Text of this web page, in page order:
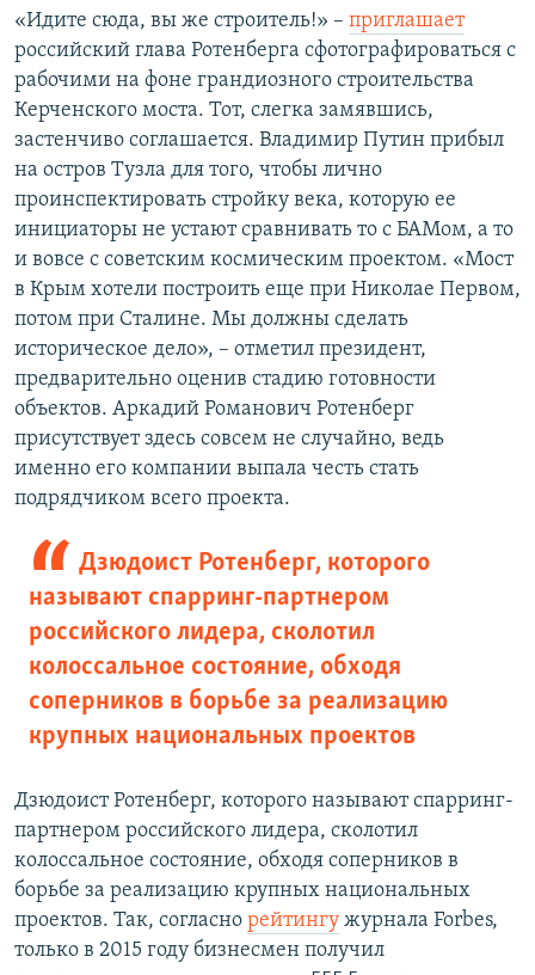
«Идите сюда, вы же строитель!» – приглашает
российский глава Ротенберга сфотографироваться с
рабочими на фоне грандиозного строительства
Керченского моста. Тот, слегка замявшись,
застенчиво соглашается. Владимир Путин прибыл
на остров Тузла для того, чтобы лично
проинспектировать стройку века, которую ее
инициаторы не устают сравнивать то с БАМом, а то
и вовсе с советским космическим проектом. «Мост
в Крым хотели построить еще при Николае Первом,
потом при Сталине. Мы должны сделать
историческое дело», – отметил президент,
предварительно оценив стадию готовности
объектов. Аркадий Романович Ротенберг
присутствует здесь совсем не случайно, ведь
именно его компании выпала честь стать
подрядчиком всего проекта.
Дзюдоист Ротенберг, которого
называют спарринг-партнером
российского лидера, сколотил
колоссальное состояние, обходя
соперников в борьбе за реализацию
крупных национальных проектов
Дзюдоист Ротенберг, которого называют спарринг-
партнером российского лидера, сколотил
колоссальное состояние, обходя соперников в
борьбе за реализацию крупных национальных
проектов. Так, согласно рейтингу журнала Forbes,
только в 2015 году бизнесмен получил